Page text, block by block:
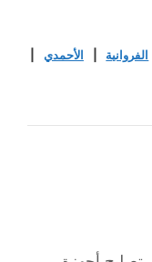
الفروانية الأحمدي